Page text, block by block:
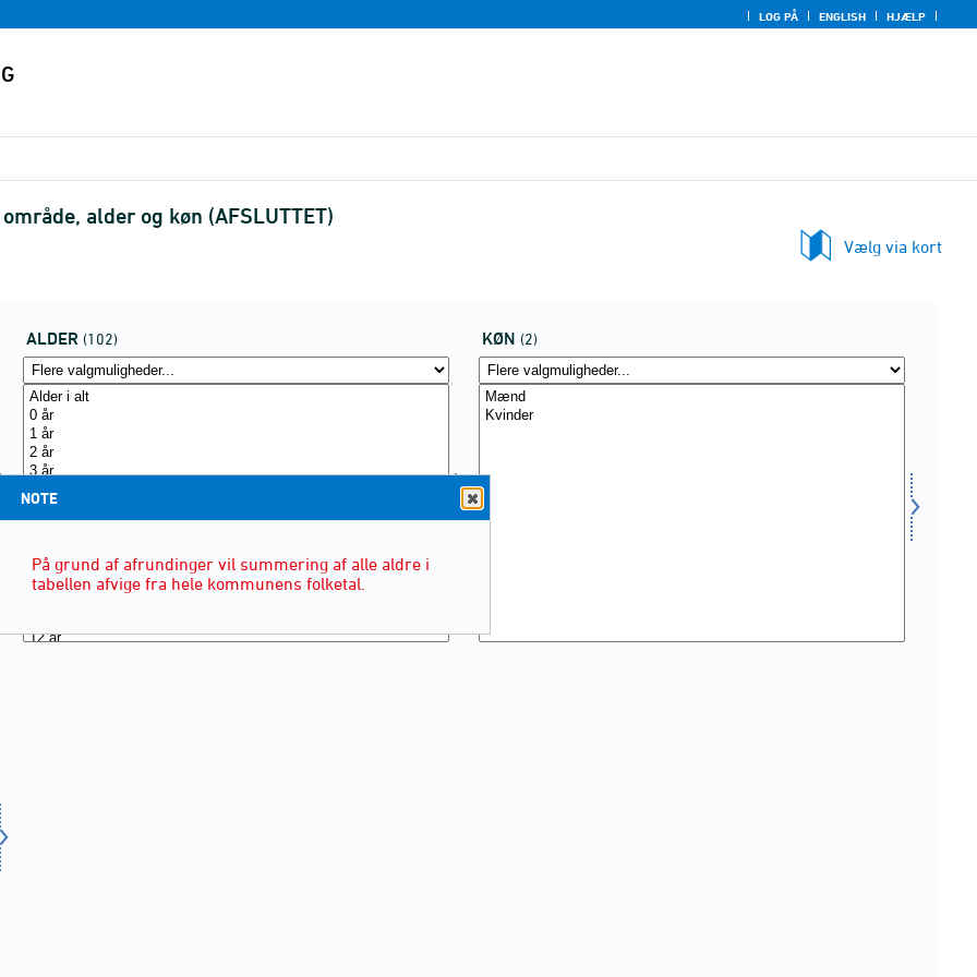
LOG PÅ ENGLISH HJÆLP
alder og køn (AFSLUTTET)
Vælg via kort
ALDER (102) KØN (2)
NOTE
På grund af afrundinger vil summering af alle aldre i
tabellen afvige fra hele kommunens folketal.